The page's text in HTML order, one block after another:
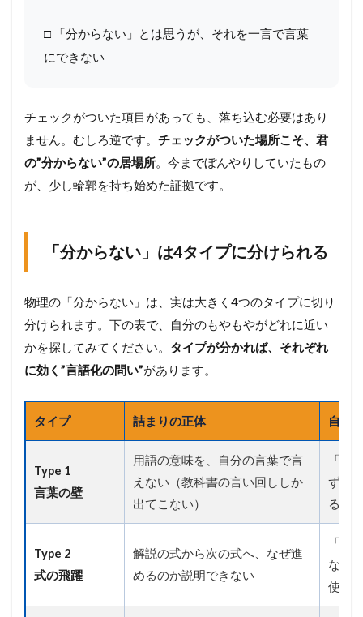
ぜ
“
読
分
ら
な
い
”
受
け
の
読
み
は
穴
を
は
穴
□ 「分からない」とは思うが、それを一言で言葉
にできない
チェックがついた項目があっても、落ち込む必要はあり
ません。むしろ逆です。 チェックがついた場所こそ、君
の”分からない”の居場所。今までぼんやりしていたもの
が、少し輪郭を持ち始めた証拠です。
「分からない」は4タイプに分けられる
物理の「分からない」は、実は大きく4つのタイプに切り
分けられます。下の表で、自分のもやもやがどれに近い
かを探してみてください。 タイプが分かれば、それぞれ
に効く”言語化の問い”があります。
タイプ 詰まりの正体 自分
Type 1
言葉の壁
用語の意味を、自分の言葉で言
えない（教科書の言い回ししか
出てこない）
「こ
ずに
る？
Type 2
式の飛躍
解説の式から次の式へ、なぜ進
めるのか説明できない
「こ
なぜ
使っ